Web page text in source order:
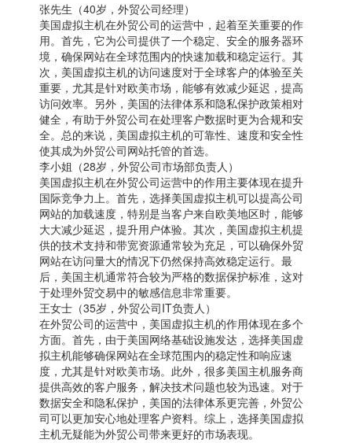
张先生（40岁，外贸公司经理）
美国虚拟主机在外贸公司的运营中，起着至关重要的作
用。首先，它为公司提供了一个稳定、安全的服务器环
境，确保网站在全球范围内的快速加载和稳定运行。其
次，美国虚拟主机的访问速度对于全球客户的体验至关
重要，尤其是针对欧美市场，能够有效减少延迟，提高
访问效率。另外，美国的法律体系和隐私保护政策相对
健全，有助于外贸公司在处理客户数据时更为合规和安
全。总的来说，美国虚拟主机的可靠性、速度和安全性
使其成为外贸公司网站托管的首选。
李小姐（28岁，外贸公司市场部负责人）
美国虚拟主机在外贸公司运营中的作用主要体现在提升
国际竞争力上。首先，选择美国虚拟主机可以提高公司
网站的加载速度，特别是当客户来自欧美地区时，能够
大大减少延迟，提升用户体验。其次， 美国虚拟主机提
供的技术支持和带宽资源通常较为充足，可以确保外贸
网站在访问量大的情况下仍然保持高效稳定运行。最
后， 美国主机通常符合较为严格的数据保护标准，这对
于处理外贸交易中的敏感信息非常重要。
王女士（35岁，外贸公司IT负责人）
在外贸公司的运营中，美国虚拟主机的作用体现在多个
方面。首先，由于美国网络基础设施发达，选择美国虚
拟主机能够确保网站在全球范围内的稳定性和响应速
度，尤其是针对欧美市场。此外，很多美国主机服务商
提供高效的客户服务，解决技术问题也较为迅速。对于
数据安全和隐私保护，美国的法律体系更完善，外贸公
司可以更加安心地处理客户资料。综上，选择美国虚拟
主机无疑能为外贸公司带来更好的市场表现。